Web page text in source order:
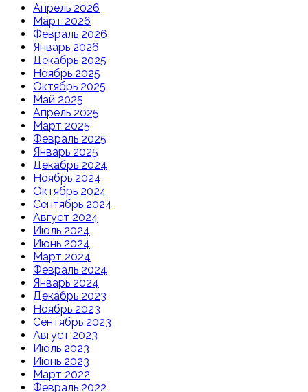
Апрель 2026
Март 2026
Февраль 2026
Январь 2026
Декабрь 2025
Ноябрь 2025
Октябрь 2025
Май 2025
Апрель 2025
Март 2025
Февраль 2025
Январь 2025
Декабрь 2024
Ноябрь 2024
Октябрь 2024
Сентябрь 2024
Август 2024
Июль 2024
Июнь 2024
Март 2024
Февраль 2024
Январь 2024
Декабрь 2023
Ноябрь 2023
Сентябрь 2023
Август 2023
Июль 2023
Июнь 2023
Март 2022
Февраль 2022